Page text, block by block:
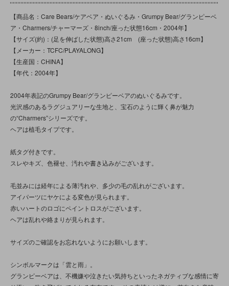
【商品名：Care Bears/ケアベア・ぬいぐるみ・Grumpy Bear/グランピーベ
ア・Charmers/チャーマーズ・8inch/座った状態16cm・2004年】
【サイズ(約)：(足を伸ばした状態)高さ21cm (座った状態)高さ16cm】
【メーカー：TCFC/PLAYALONG】
【生産国：CHINA】
【年代：2004年】
2004年表記のGrumpy Bear/グランピーベアのぬいぐるみです。
光沢感のあるラグジュアリーな生地と、宝石のように輝く鼻が魅力
の“Charmers”シリーズです。
ヘアは植毛タイプです。
紙タグ付きです。
スレやキズ、色褪せ、汚れや書き込みがございます。
毛並みには経年による薄汚れや、多少の毛の乱れがございます。
アイパーツにヤケによる変色が見られます。
赤いハートのロゴにペイントロスがございます。
ヘアは乱れや絡まりが見られます。
サイズのご確認をお忘れないようにお願いします。
シンボルマークは「雲と雨」。
グランピーベアは、不機嫌や泣きたい気持ちといったネガティブな感情に寄